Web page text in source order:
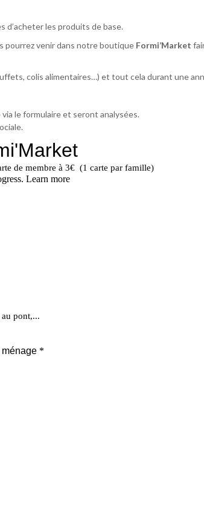
d’acheter les produits de base.
pourrez venir dans notre boutique Formi’Market
colis alimentaires…) et tout cela durant une
le formulaire et seront analysées.